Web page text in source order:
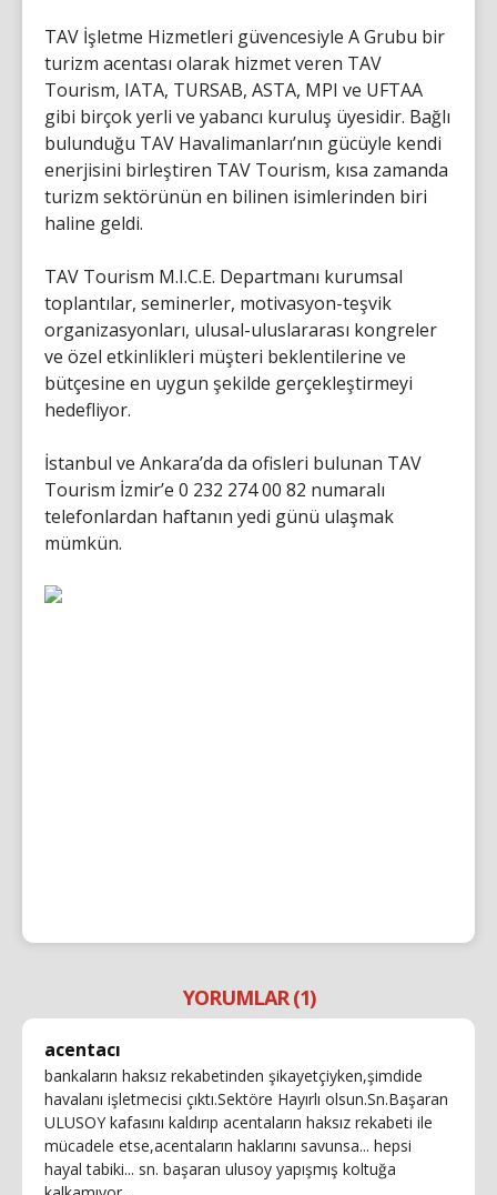
TAV İşletme Hizmetleri güvencesiyle A Grubu bir
turizm acentası olarak hizmet veren TAV
Tourism, IATA, TURSAB, ASTA, MPI ve UFTAA
gibi birçok yerli ve yabancı kuruluş üyesidir. Bağlı
bulunduğu TAV Havalimanları’nın gücüyle kendi
enerjisini birleştiren TAV Tourism, kısa zamanda
turizm sektörünün en bilinen isimlerinden biri
haline geldi.
TAV Tourism M.I.C.E. Departmanı kurumsal
toplantılar, seminerler, motivasyon-teşvik
organizasyonları, ulusal-uluslararası kongreler
ve özel etkinlikleri müşteri beklentilerine ve
bütçesine en uygun şekilde gerçekleştirmeyi
hedefliyor.
İstanbul ve Ankara’da da ofisleri bulunan TAV
Tourism İzmir’e 0 232 274 00 82 numaralı
telefonlardan haftanın yedi günü ulaşmak
mümkün.
YORUMLAR (1)
acentacı
bankaların haksız rekabetinden şikayetçiyken,şimdide
havalanı işletmecisi çıktı.Sektöre Hayırlı olsun.Sn.Başaran
ULUSOY kafasını kaldırıp acentaların haksız rekabeti ile
mücadele etse,acentaların haklarını savunsa... hepsi
hayal tabiki... sn. başaran ulusoy yapışmış koltuğa